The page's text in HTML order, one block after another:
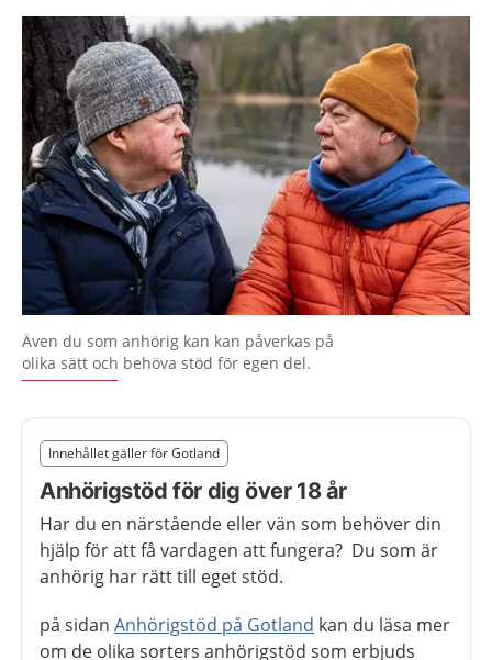
Även du som anhörig kan kan påverkas på
olika sätt och behöva stöd för egen del.
Nedan innehåll gäller region Gotland
Innehållet gäller för Gotland
Anhörigstöd för dig över 18 år
Har du en närstående eller vän som behöver din
hjälp för att få vardagen att fungera? Du som är
anhörig har rätt till eget stöd.
på sidan Anhörigstöd på Gotland kan du läsa mer
om de olika sorters anhörigstöd som erbjuds
Slut på det regionala tillägget från region Gotland